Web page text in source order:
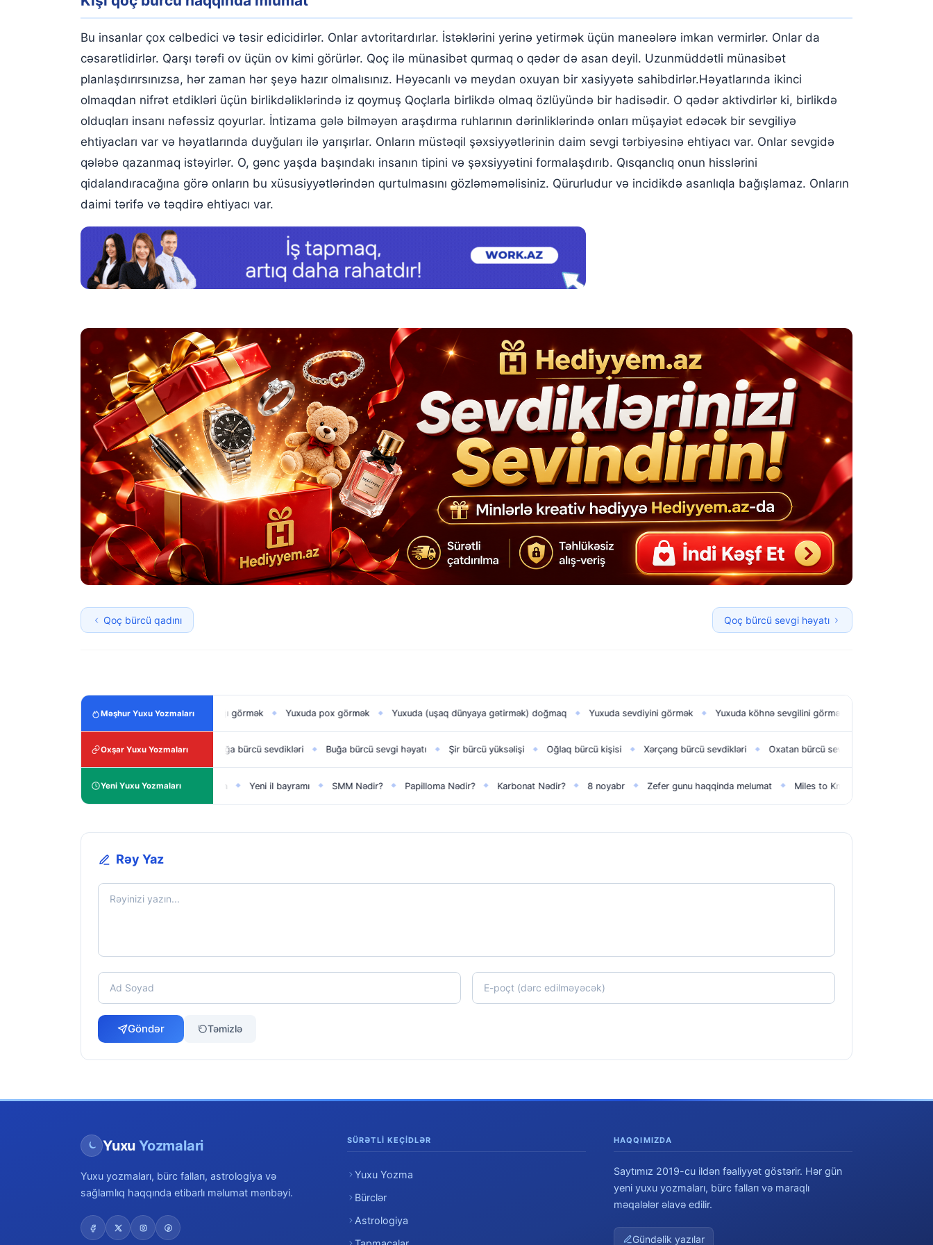
Bu insanlar çox cəlbedici və təsir edicidirlər. Onlar avtoritardırlar. İstəklərini yerinə yetirmək üçün maneələrə imkan vermirlər. Onlar da
cəsarətlidirlər. Qarşı tərəfi ov üçün ov kimi görürlər. Qoç ilə münasibət qurmaq o qədər də asan deyil. Uzunmüddətli münasibət
planlaşdırırsınızsa, hər zaman hər şeyə hazır olmalısınız. Həyəcanlı və meydan oxuyan bir xasiyyətə sahibdirlər.Həyatlarında ikinci
olmaqdan nifrət etdikləri üçün birlikdəliklərində iz qoymuş Qoçlarla birlikdə olmaq özlüyündə bir hadisədir. O qədər aktivdirlər ki, birlikdə
olduqları insanı nəfəssiz qoyurlar. İntizama gələ bilməyən araşdırma ruhlarının dərinliklərində onları müşayiət edəcək bir sevgiliyə
ehtiyacları var və həyatlarında duyğuları ilə yarışırlar. Onların müstəqil şəxsiyyətlərinin daim sevgi tərbiyəsinə ehtiyacı var. Onlar sevgidə
qələbə qazanmaq istəyirlər. O, gənc yaşda başındakı insanın tipini və şəxsiyyətini formalaşdırıb. Qısqanclıq onun hisslərini
qidalandıracağına görə onların bu xüsusiyyətlərindən qurtulmasını gözləməməlisiniz. Qürurludur və incidikdə asanlıqla bağışlamaz. Onların
daimi tərifə və təqdirə ehtiyacı var.
Qoç bürcü qadını Qoç bürcü sevgi həyatı
Məşhur Yuxu Yozmaları
Yuxuda oğlan uşağı görmək ◆ Yuxuda pox görmək ◆ Yuxuda (uşaq dünyaya gətirmək) doğmaq ◆ Yuxuda sevdiyini görmək ◆ Yuxuda köhnə sevgilini görmək ◆ Yuxuda maşın görmək
Oxşar Yuxu Yozmaları
haqqında ümumi məlumat ♏ ◆ Buğa bürcü sevdikləri ◆ Buğa bürcü sevgi həyatı ◆ Şir bürcü yüksəlişi ◆ Oğlaq bürcü kişisi ◆ Xərçəng bürcü sevdikləri ◆ Oxatan bürcü sevgi həyatı
Yeni Yuxu Yozmaları
Yeni il şeiri uşaqlar üçün Yeni il bayramı ◆ SMM Nədir? ◆ Papilloma Nədir? ◆ Karbonat Nədir? ◆ 8 noyabr​ ◆ Zefer gunu haqqinda melumat ◆ Miles to Km ◆ Hipertoniya nedir?
Rəy Yaz
Göndər Təmizlə
Yuxu Yozmalari
Yuxu yozmaları, bürc falları, astrologiya və
sağlamlıq haqqında etibarlı məlumat mənbəyi.
SÜRƏTLI KEÇIDLƏR
Yuxu Yozma
Bürclər
Astrologiya
HAQQIMIZDA
Saytımız 2019-cu ildən fəaliyyət göstərir. Hər gün
yeni yuxu yozmaları, bürc falları və maraqlı
məqalələr əlavə edilir.
Gündəlik yazılar